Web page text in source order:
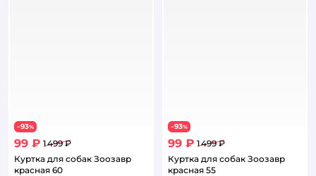
−93%
99 ₽ 1 499 ₽
Куртка для собак Зоозавр
красная 60
−93%
99 ₽ 1 499 ₽
Куртка для собак Зоозавр
красная 55